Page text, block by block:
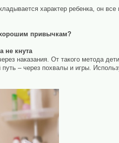
характер ребенка, он
хорошим привычкам?
не кнута
наказания. От такого метода
– через похвалы и игры.